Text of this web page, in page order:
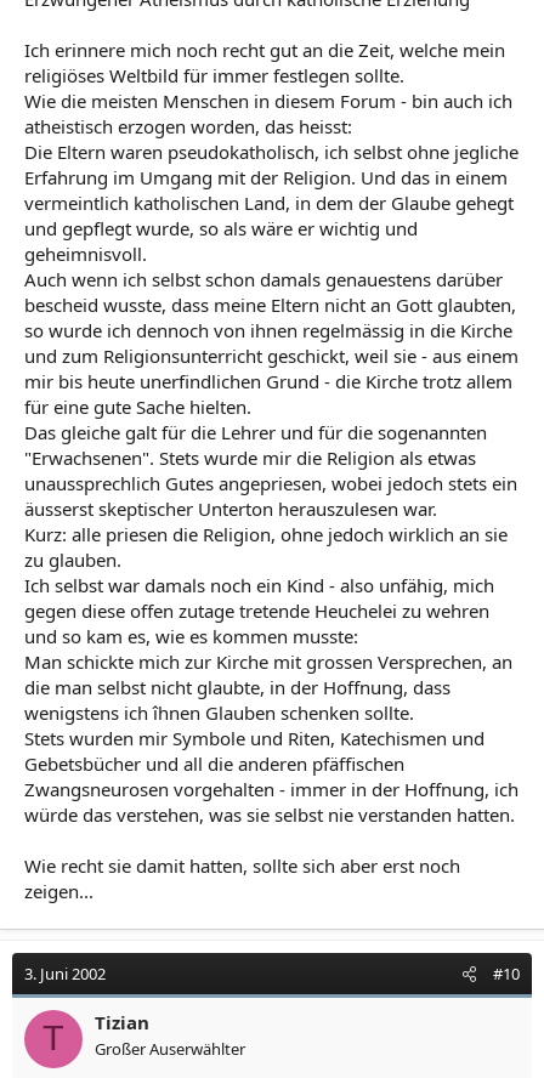
Ich erinnere mich noch recht gut an die Zeit, welche mein
religiöses Weltbild für immer festlegen sollte.
Wie die meisten Menschen in diesem Forum - bin auch ich
atheistisch erzogen worden, das heisst:
Die Eltern waren pseudokatholisch, ich selbst ohne jegliche
Erfahrung im Umgang mit der Religion. Und das in einem
vermeintlich katholischen Land, in dem der Glaube gehegt
und gepflegt wurde, so als wäre er wichtig und
geheimnisvoll.
Auch wenn ich selbst schon damals genauestens darüber
bescheid wusste, dass meine Eltern nicht an Gott glaubten,
so wurde ich dennoch von ihnen regelmässig in die Kirche
und zum Religionsunterricht geschickt, weil sie - aus einem
mir bis heute unerfindlichen Grund - die Kirche trotz allem
für eine gute Sache hielten.
Das gleiche galt für die Lehrer und für die sogenannten
"Erwachsenen". Stets wurde mir die Religion als etwas
unaussprechlich Gutes angepriesen, wobei jedoch stets ein
äusserst skeptischer Unterton herauszulesen war.
Kurz: alle priesen die Religion, ohne jedoch wirklich an sie
zu glauben.
Ich selbst war damals noch ein Kind - also unfähig, mich
gegen diese offen zutage tretende Heuchelei zu wehren
und so kam es, wie es kommen musste:
Man schickte mich zur Kirche mit grossen Versprechen, an
die man selbst nicht glaubte, in der Hoffnung, dass
wenigstens ich îhnen Glauben schenken sollte.
Stets wurden mir Symbole und Riten, Katechismen und
Gebetsbücher und all die anderen pfäffischen
Zwangsneurosen vorgehalten - immer in der Hoffnung, ich
würde das verstehen, was sie selbst nie verstanden hatten.
Wie recht sie damit hatten, sollte sich aber erst noch
zeigen...
3. Juni 2002 #10
T Tizian
Großer Auserwählter